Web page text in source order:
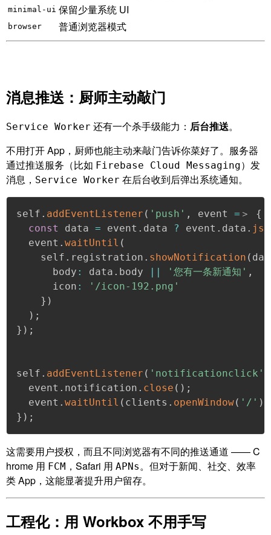
minimal-ui 保留少量系统 UI
browser 普通浏览器模式
消息推送：厨师主动敲门
Service Worker 还有一个杀手级能力： 后台推送。
不用打开 App，厨师也能主动来敲门告诉你菜好了。服务器
通过推送服务（比如 Firebase Cloud Messaging）发
消息， Service Worker 在后台收到后弹出系统通知。
self . addEventListener ( 'push' , event = ＞ {
const
data = event . data ? event . data .
  event
. waitUntil (
    self
. registration . showNotification (
      body
: data . body '您有一条新通知' ,
      icon
:
'/icon-192.png'
} )
) ;
} ) ;
self . addEventListener ( 'notificationclick'
  event
. notification . close ( ) ;
  event
. waitUntil ( clients . openWindow( '/' )
} ) ;
这需要用户授权，而且不同浏览器有不同的推送通道 —— C
hrome 用 FCM ，Safari 用 APNs。但对于新闻、社交、效率
类 App，这能显著提升用户留存。
工程化：用 Workbox 不用手写